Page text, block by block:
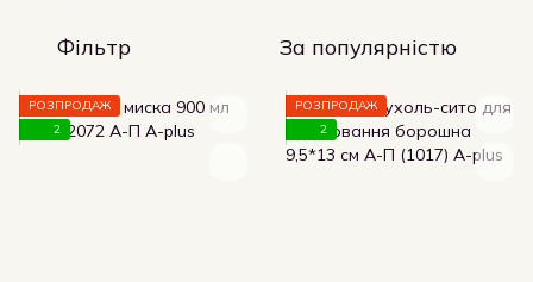
Фільтр За популярністю
РОЗПРОДАЖ
2
РОЗПРОДАЖ
2